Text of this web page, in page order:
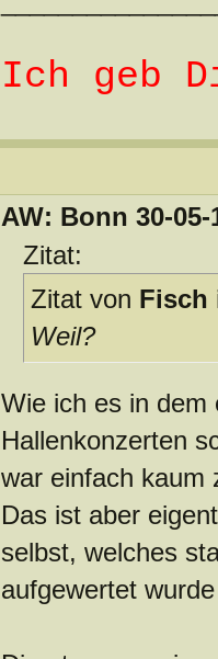
Ich geb
AW: Bonn 30-
Zitat:
Zitat von Fisch
Weil?
Wie ich es in dem
Hallenkonzerten
war einfach kaum
Das ist aber
selbst, welches
aufgewertet